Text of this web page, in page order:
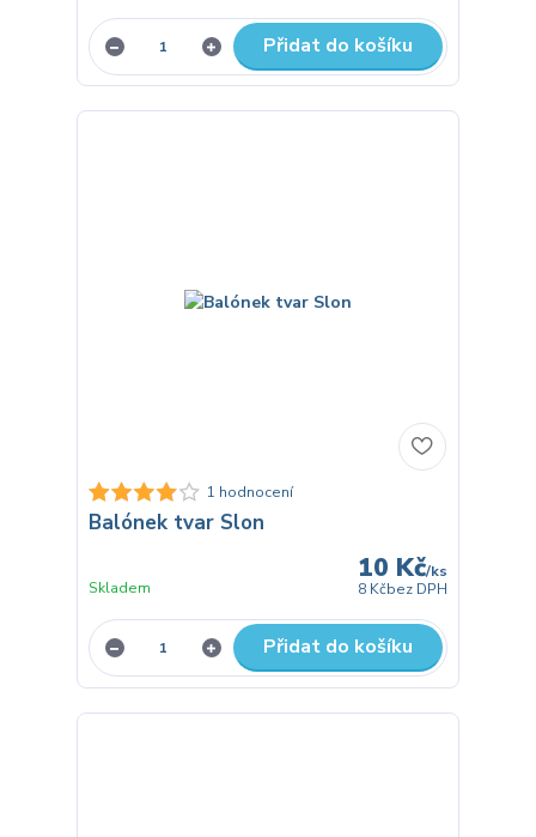
Přidat do košíku
1 hodnocení
Balónek tvar Slon
10 Kč/ks
8 Kčbez DPH
Skladem
Přidat do košíku